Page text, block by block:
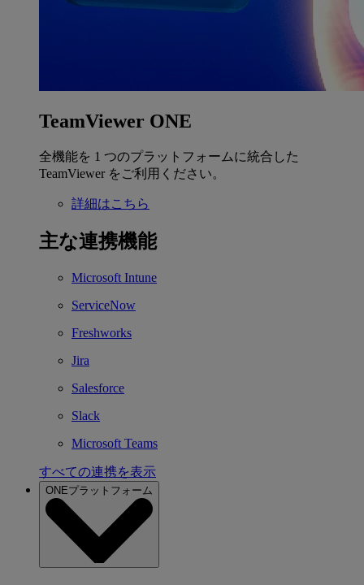
TeamViewer ONE
全機能を 1 つのプラットフォームに統合した
TeamViewer をご利用ください。
詳細はこちら
主な連携機能
Microsoft Intune
ServiceNow
Freshworks
Jira
Salesforce
Slack
Microsoft Teams
すべての連携を表示
ONEプラットフォーム